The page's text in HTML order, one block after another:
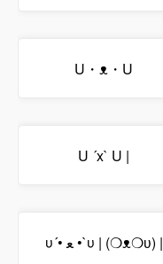
U・ᴥ・U
U ´x` U |
υ´• ﻌ •`υ | (❍ᴥ❍ʋ) |